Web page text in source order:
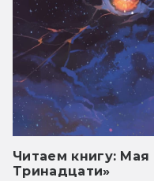
Читаем книгу:
Тринадцати»